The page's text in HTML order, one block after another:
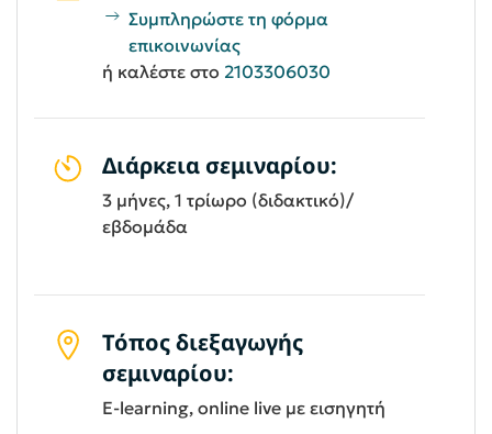
Συμπληρώστε τη φόρμα
επικοινωνίας
ή καλέστε στο 2103306030
Διάρκεια σεμιναρίου:
3 μήνες, 1 τρίωρο (διδακτικό)/
εβδομάδα
Τόπος διεξαγωγής
σεμιναρίου:
E-learning, online live με εισηγητή